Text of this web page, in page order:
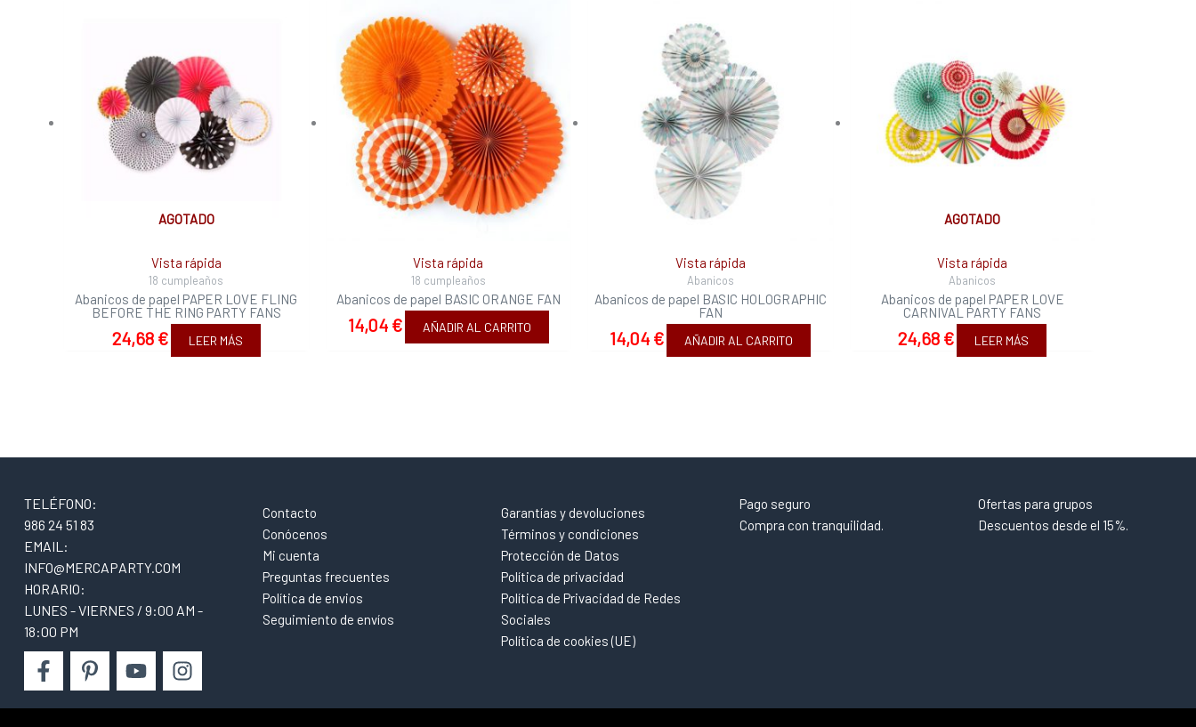
AGOTADO
Vista rápida
18 cumpleaños
Abanicos de papel PAPER LOVE FLING
BEFORE THE RING PARTY FANS
24,68 € LEER MÁS
Vista rápida
18 cumpleaños
Abanicos de papel BASIC ORANGE FAN
14,04 € AÑADIR AL CARRITO
Vista rápida
Abanicos
Abanicos de papel BASIC HOLOGRAPHIC
FAN
14,04 € AÑADIR AL CARRITO
AGOTADO
Vista rápida
Abanicos
Abanicos de papel PAPER LOVE
CARNIVAL PARTY FANS
24,68 € LEER MÁS
TELÉFONO:
986 24 51 83
EMAIL:
INFO@MERCAPARTY.COM
HORARIO:
LUNES - VIERNES / 9:00 AM -
18:00 PM
Contacto
Conócenos
Mi cuenta
Preguntas frecuentes
Política de envios
Seguimiento de envíos
Garantías y devoluciones
Términos y condiciones
Protección de Datos
Política de privacidad
Política de Privacidad de Redes
Sociales
Política de cookies (UE)
Pago seguro
Compra con tranquilidad.
Ofertas para grupos
Descuentos desde el 15%.